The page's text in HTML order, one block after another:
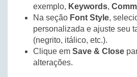
exemplo, Keywords,
Na seção Font Style,
personalizada e ajuste seu
(negrito, itálico, etc.).
Clique em Save & Close
alterações.